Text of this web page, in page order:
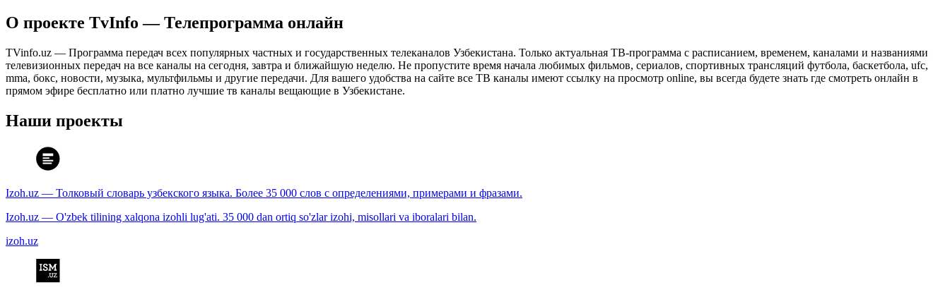
О проекте TvInfo — Телепрограмма онлайн
TVinfo.uz — Программа передач всех популярных частных и государственных телеканалов Узбекистана. Только актуальная ТВ-программа с расписанием, временем, каналами и названиями
телевизионных передач на все каналы на сегодня, завтра и ближайшую неделю. Не пропустите время начала любимых фильмов, сериалов, спортивных трансляций футбола, баскетбола, ufc,
mma, бокс, новости, музыка, мультфильмы и другие передачи. Для вашего удобства на сайте все ТВ каналы имеют ссылку на просмотр online, вы всегда будете знать где смотреть онлайн в
прямом эфире бесплатно или платно лучшие тв каналы вещающие в Узбекистане.
Наши проекты
Izoh.uz — Толковый словарь узбекского языка. Более 35 000 слов с определениями, примерами и фразами.
Izoh.uz — O'zbek tilining xalqona izohli lug'ati. 35 000 dan ortiq so'zlar izohi, misollari va iboralari bilan.
izoh.uz